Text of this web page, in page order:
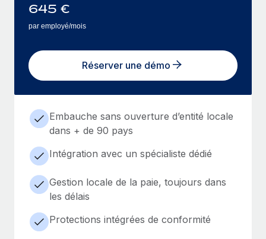
645 €
par employé/mois
Réserver une démo
Embauche sans ouverture d’entité locale
dans + de 90 pays
Intégration avec un spécialiste dédié
Gestion locale de la paie, toujours dans
les délais
Protections intégrées de conformité